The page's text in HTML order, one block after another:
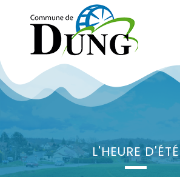
L'HEURE D'ÉTÉ